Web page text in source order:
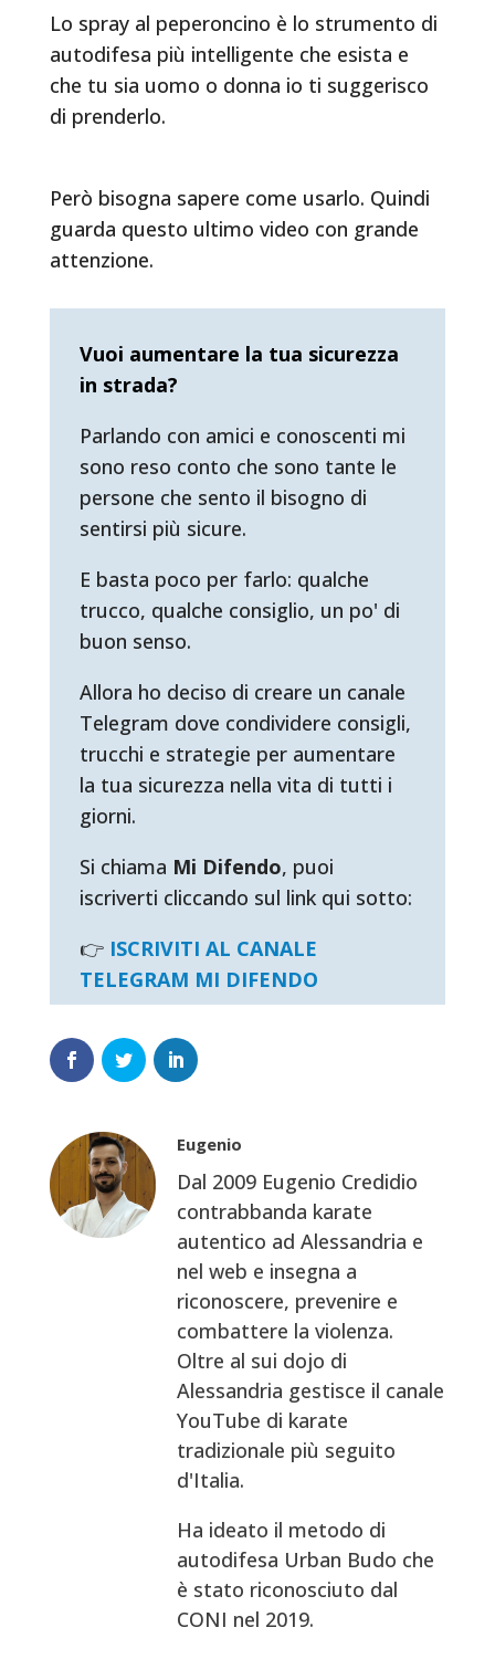
Lo spray al peperoncino è lo strumento di
autodifesa più intelligente che esista e
che tu sia uomo o donna io ti suggerisco
di prenderlo.
Però bisogna sapere come usarlo. Quindi
guarda questo ultimo video con grande
attenzione.
Vuoi aumentare la tua sicurezza
in strada?
Parlando con amici e conoscenti mi
sono reso conto che sono tante le
persone che sento il bisogno di
sentirsi più sicure.
E basta poco per farlo: qualche
trucco, qualche consiglio, un po' di
buon senso.
Allora ho deciso di creare un canale
Telegram dove condividere consigli,
trucchi e strategie per aumentare
la tua sicurezza nella vita di tutti i
giorni.
Si chiama Mi Difendo, puoi
iscriverti cliccando sul link qui sotto:
👉 ISCRIVITI AL CANALE
TELEGRAM MI DIFENDO
Eugenio
Dal 2009 Eugenio Credidio
contrabbanda karate
autentico ad Alessandria e
nel web e insegna a
riconoscere, prevenire e
combattere la violenza.
Oltre al sui dojo di
Alessandria gestisce il canale
YouTube di karate
tradizionale più seguito
d'Italia.
Ha ideato il metodo di
autodifesa Urban Budo che
è stato riconosciuto dal
CONI nel 2019.